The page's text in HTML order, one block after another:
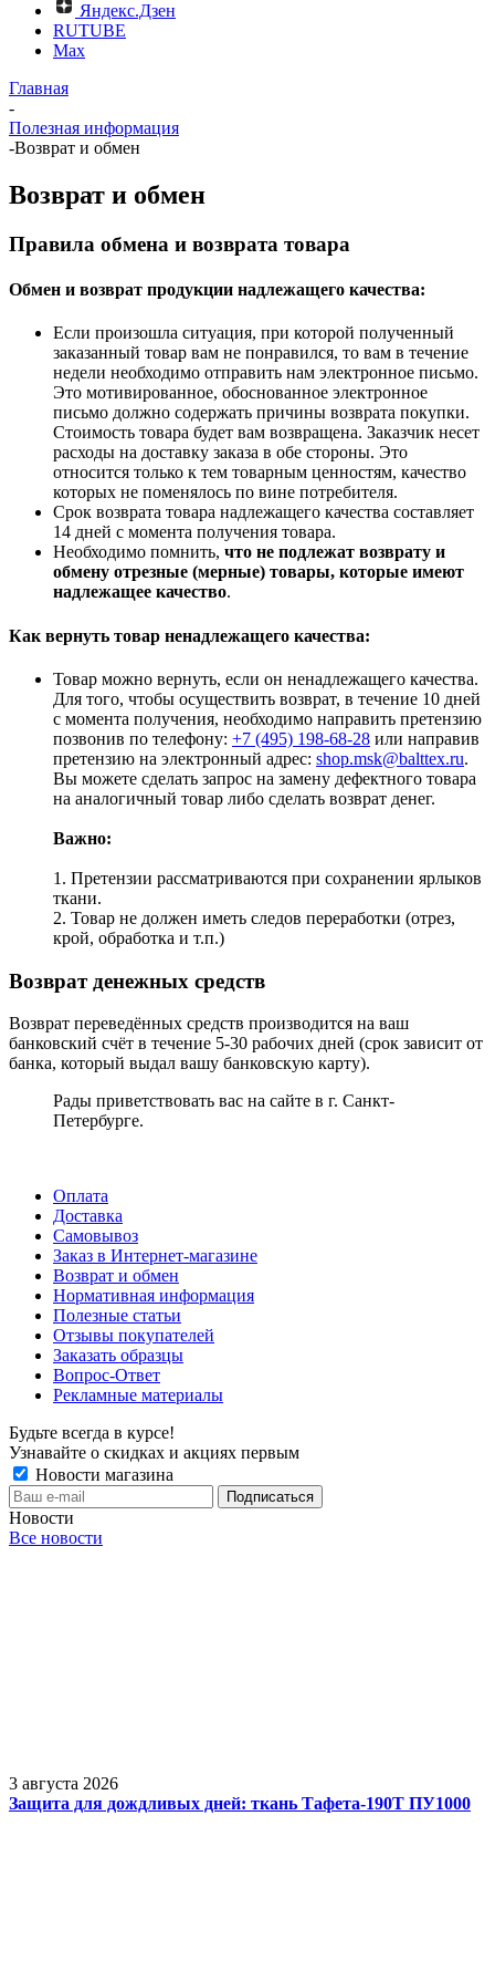
Яндекс.Дзен
RUTUBE
Max
Главная
-
Полезная информация
-Возврат и обмен
Возврат и обмен
Правила обмена и возврата товара
Обмен и возврат продукции надлежащего качества:
Если произошла ситуация, при которой полученный
заказанный товар вам не понравился, то вам в течение
недели необходимо отправить нам электронное письмо.
Это мотивированное, обоснованное электронное
письмо должно содержать причины возврата покупки.
Стоимость товара будет вам возвращена. Заказчик несет
расходы на доставку заказа в обе стороны. Это
относится только к тем товарным ценностям, качество
которых не поменялось по вине потребителя.
Срок возврата товара надлежащего качества составляет
14 дней с момента получения товара.
Необходимо помнить, что не подлежат возврату и
обмену отрезные (мерные) товары, которые имеют
надлежащее качество.
Как вернуть товар ненадлежащего качества:
Товар можно вернуть, если он ненадлежащего качества.
Для того, чтобы осуществить возврат, в течение 10 дней
с момента получения, необходимо направить претензию
позвонив по телефону: +7 (495) 198-68-28 или направив
претензию на электронный адрес: shop.msk@balttex.ru.
Вы можете сделать запрос на замену дефектного товара
на аналогичный товар либо сделать возврат денег.
Важно:
1. Претензии рассматриваются при сохранении ярлыков
ткани.
2. Товар не должен иметь следов переработки (отрез,
крой, обработка и т.п.)
Возврат денежных средств
Возврат переведённых средств производится на ваш
банковский счёт в течение 5-30 рабочих дней (срок зависит от
банка, который выдал вашу банковскую карту).
Рады приветствовать вас на сайте в г. Санкт-
Петербурге.
Оплата
Доставка
Самовывоз
Заказ в Интернет-магазине
Возврат и обмен
Нормативная информация
Полезные статьи
Отзывы покупателей
Заказать образцы
Вопрос-Ответ
Рекламные материалы
Будьте всегда в курсе!
Узнавайте о скидках и акциях первым
Новости магазина
Новости
Все новости
3 августа 2026
Защита для дождливых дней: ткань Тафета-190Т ПУ1000